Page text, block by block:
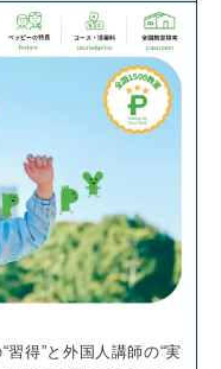
得”と外国人講師の“実